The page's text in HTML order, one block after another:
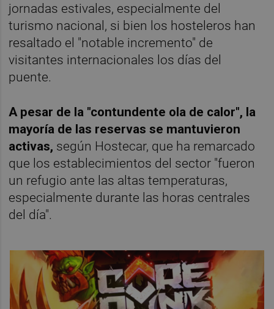
jornadas estivales, especialmente del
turismo nacional, si bien los hosteleros han
resaltado el "notable incremento" de
visitantes internacionales los días del
puente.
A pesar de la "contundente ola de calor", la
mayoría de las reservas se mantuvieron
activas, según Hostecar, que ha remarcado
que los establecimientos del sector "fueron
un refugio ante las altas temperaturas,
especialmente durante las horas centrales
del día".